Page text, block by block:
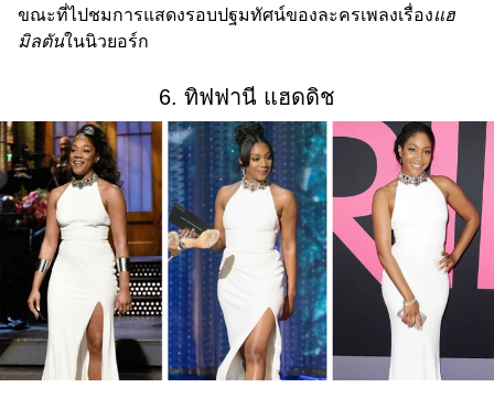
ขณะที่ไปชมการแสดงรอบปฐมทัศน์ของละครเพลงเรื่องแฮ
มิลตันในนิวยอร์ก
6. ทิฟฟานี แฮดดิช